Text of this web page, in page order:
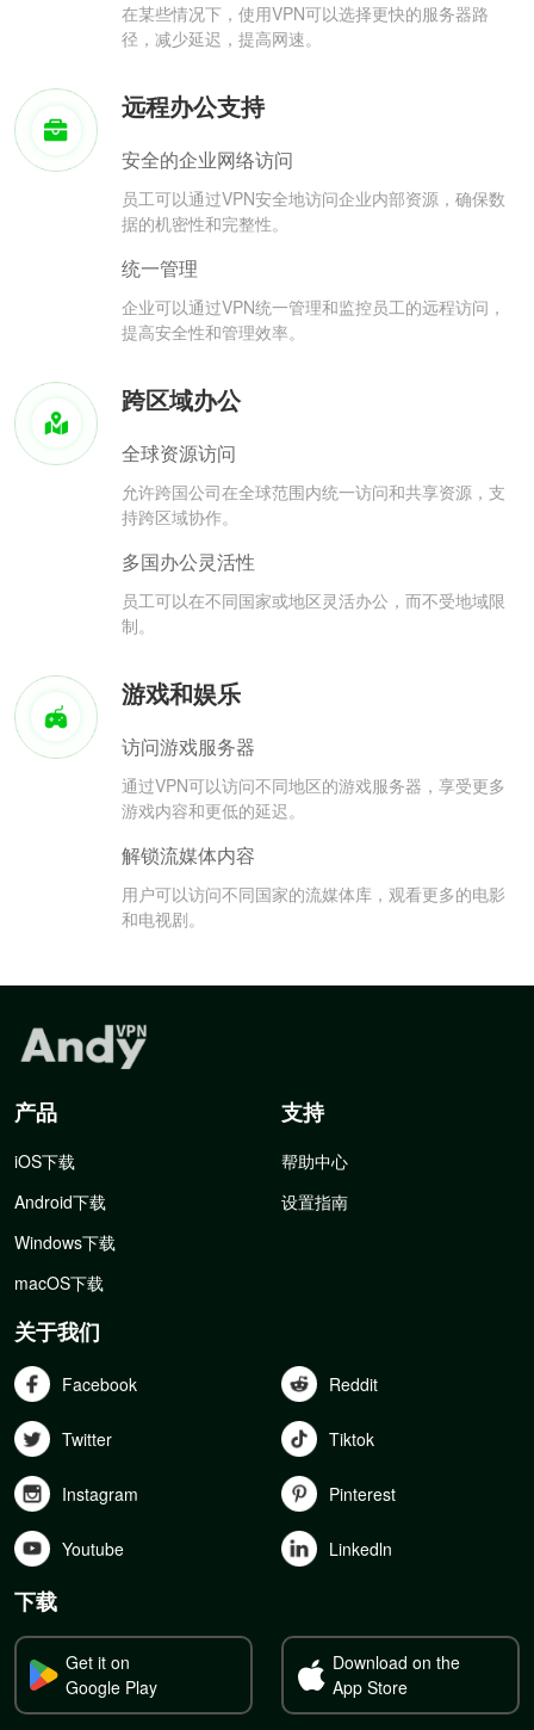
在某些情况下，使用VPN可以选择更快的服务器路
径，减少延迟，提高网速。
远程办公支持
安全的企业网络访问
员工可以通过VPN安全地访问企业内部资源，确保数
据的机密性和完整性。
统一管理
企业可以通过VPN统一管理和监控员工的远程访问，
提高安全性和管理效率。
跨区域办公
全球资源访问
允许跨国公司在全球范围内统一访问和共享资源，支
持跨区域协作。
多国办公灵活性
员工可以在不同国家或地区灵活办公，而不受地域限
制。
游戏和娱乐
访问游戏服务器
通过VPN可以访问不同地区的游戏服务器，享受更多
游戏内容和更低的延迟。
解锁流媒体内容
用户可以访问不同国家的流媒体库，观看更多的电影
和电视剧。
产品
iOS下载
Android下载
Windows下载
macOS下载
支持
帮助中心
设置指南
关于我们
Facebook Reddit
Twitter Tiktok
Instagram Pinterest
Youtube Linkedln
下载
Get it on
Google Play
Download on the
App Store